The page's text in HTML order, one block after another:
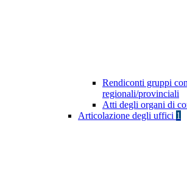
Rendiconti gruppi
regionali/provinciali
Atti degli organi di
Articolazione degli uffici 1